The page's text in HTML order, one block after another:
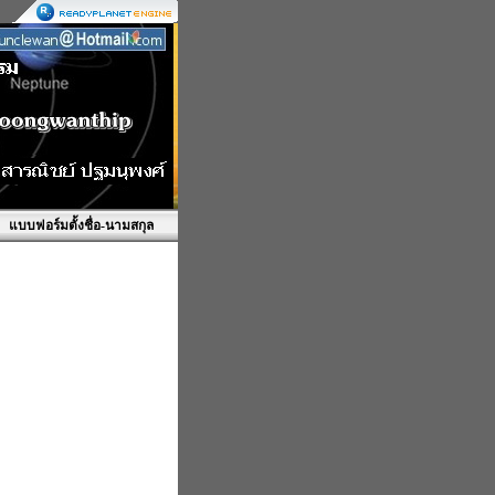
แบบฟอร์มตั้งชื่อ-นามสกุล